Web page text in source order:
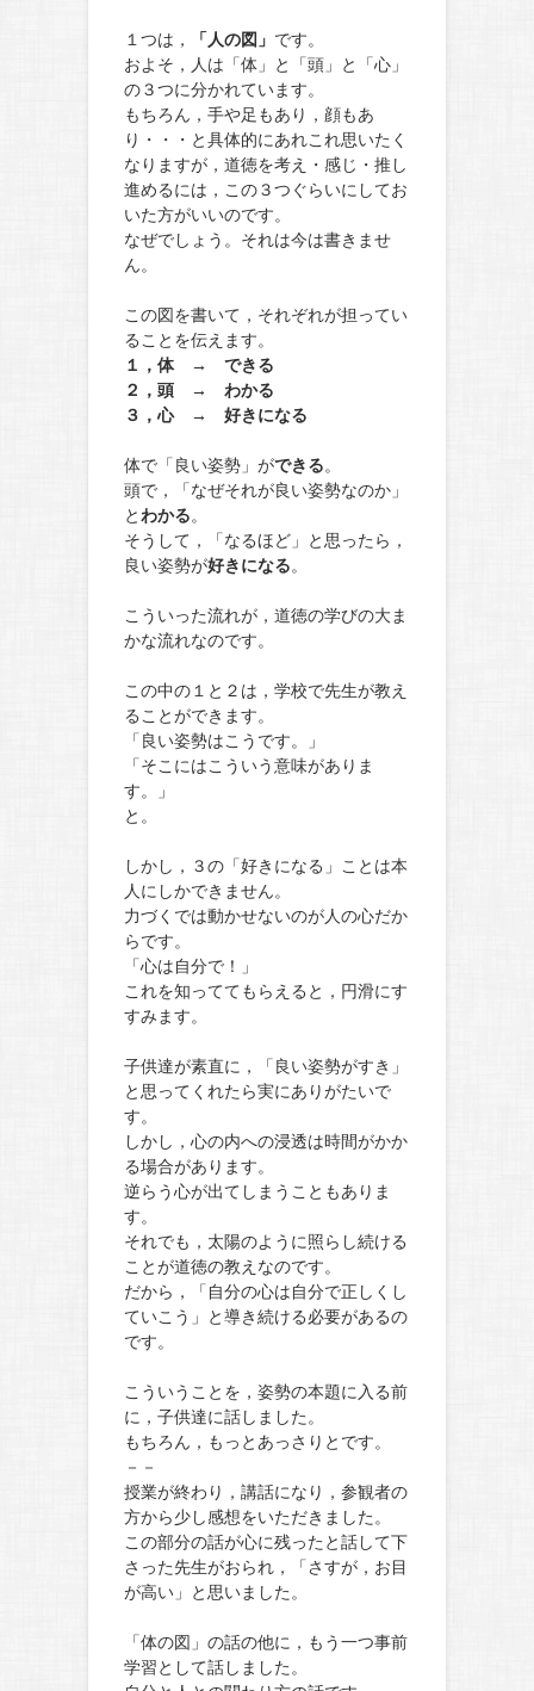
１つは， 「人の図」 です。
およそ，人は「体」と「頭」と「心」
の３つに分かれています。
もちろん，手や足もあり，顔もあ
り・・・と具体的にあれこれ思いたく
なりますが，道徳を考え・感じ・推し
進めるには，この３つぐらいにしてお
いた方がいいのです。
なぜでしょう。それは今は書きませ
ん。
この図を書いて，それぞれが担ってい
ることを伝えます。
１，体 → できる
２，頭 → わかる
３，心 → 好きになる
体で「良い姿勢」ができる。
頭で，「なぜそれが良い姿勢なのか」
と わかる。
そうして，「なるほど」と思ったら，
良い姿勢が好きになる。
こういった流れが，道徳の学びの大ま
かな流れなのです。
この中の１と２は，学校で先生が教え
ることができます。
「良い姿勢はこうです。」
「そこにはこういう意味がありま
す。」
と。
しかし，３の「好きになる」ことは本
人にしかできません。
力づくでは動かせないのが人の心だか
らです。
「心は自分で！」
これを知っててもらえると，円滑にす
すみます。
子供達が素直に，「良い姿勢がすき」
と思ってくれたら実にありがたいで
す。
しかし，心の内への浸透は時間がかか
る場合があります。
逆らう心が出てしまうこともありま
す。
それでも，太陽のように照らし続ける
ことが道徳の教えなのです。
だから，「自分の心は自分で正しくし
ていこう」と導き続ける必要があるの
です。
こういうことを，姿勢の本題に入る前
に，子供達に話しました。
もちろん，もっとあっさりとです。
－－
授業が終わり，講話になり，参観者の
方から少し感想をいただきました。
この部分の話が心に残ったと話して下
さった先生がおられ，「さすが，お目
が高い」と思いました。
「体の図」の話の他に，もう一つ事前
学習として話しました。